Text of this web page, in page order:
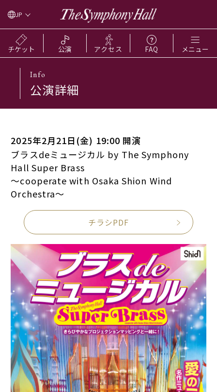
JP
チケット 公演 アクセス FAQ メニュー
Info
公演詳細
2025年2月21日(金) 19:00 開演
ブラスdeミュージカル by The Symphony
Hall Super Brass
～cooperate with Osaka Shion Wind
Orchestra～
チラシPDF